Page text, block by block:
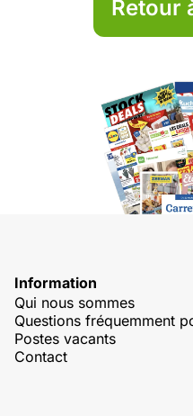
Retour
Information
Qui nous sommes
Questions fréquemment
Postes vacants
Contact